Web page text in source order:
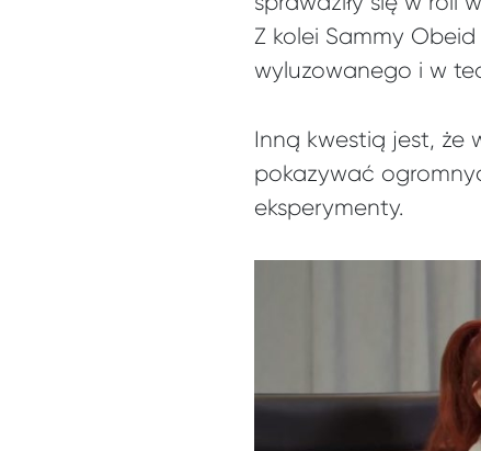
Z kolei Sammy
wyluzowanego i w
Inną kwestią jest, że
pokazywać
eksperymenty.